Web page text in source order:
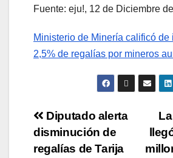
Fuente: eju!, 12 de Diciembre
Ministerio de Minería calificó de
2,5% de regalías por mineros
Diputado alerta
disminución de
regalías de Tarija